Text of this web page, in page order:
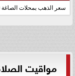
سعر الذهب بمحلات
مواقيت